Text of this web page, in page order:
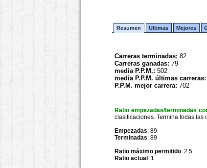
Resumen Ultimas Mejores
Carreras terminadas: 82
Carreras ganadas: 79
media P.P.M.: 502
media P.P.M. últimas carreras:
P.P.M. mejor carrera: 702
Ratio empezadas/terminadas
clasificaciones. Termina todas las
Empezadas: 89
Terminadas: 89
Ratio máximo permitido: 2.5
Ratio actual : 1